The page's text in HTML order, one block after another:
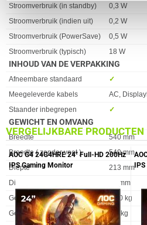
Stroomverbruik (in standby)
0,3 W
Stroomverbruik (indien uit)
0,2 W
Stroomverbruik (PowerSave)
0,5 W
Stroomverbruik (typisch)
18 W
INHOUD VAN DE VERPAKKING
Eigenschap Waarde
Afneembare standaard
✓︎
Meegeleverde kabels
AC,
Staander inbegrepen
✓︎
GEWICHT EN OMVANG
Eigenschap Waarde
Breedte
540 mm
Breedte ( zonder voet )
540 mm
Diepte
213 mm
Diepte ( zonder voet )
37 mm
Gewicht
3.70 kg
Gewicht (zonder voet)
2,7 kg
VERGELIJKBARE PRODUCTEN
AOC G4 24G4HRE 24" Full-HD 200Hz
IPS Gaming Monitor
IPS